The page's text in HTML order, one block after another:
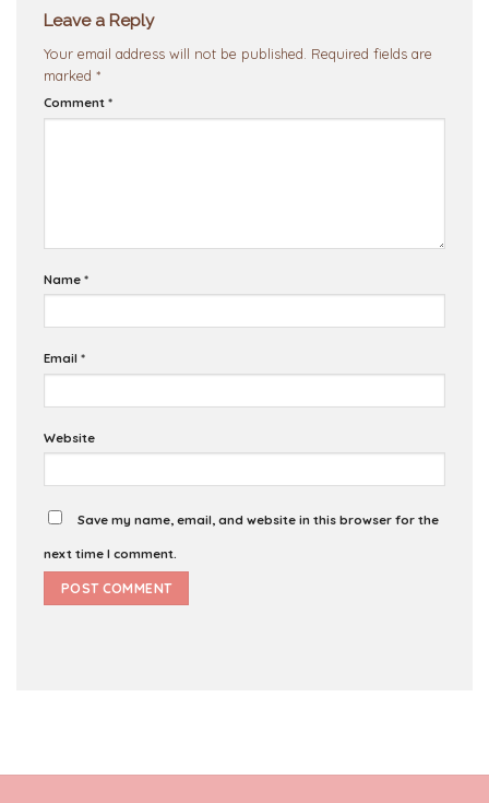
Leave a Reply
Your email address will not be published. Required fields are
marked *
Comment *
Name *
Email *
Website
Save my name, email, and website in this browser for the
next time I comment.